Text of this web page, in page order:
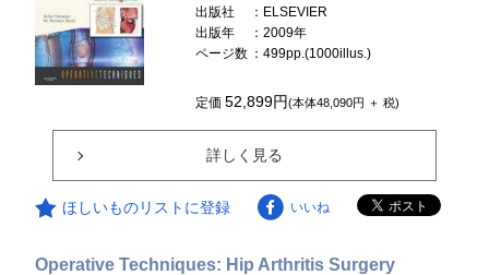
出版社
：ELSEVIER
出版年
：2009年
ページ数 ：499pp.(1000illus.)
定価52,899円(本体48,090円 ＋ 税)
詳しく見る
ほしいものリストに登録 いいね
Operative Techniques: Hip Arthritis Surgery